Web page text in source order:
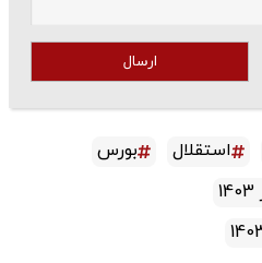
ارسال
استقلال
بورس